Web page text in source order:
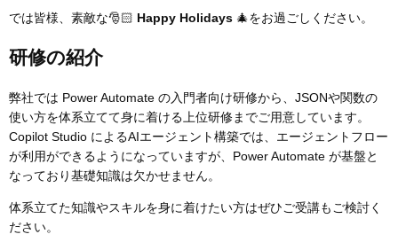
では皆様、素敵な🎅🏻 Happy Holidays 🎄をお過ごしください。
研修の紹介
弊社では Power Automate の入門者向け研修から、JSONや関数の
使い方を体系立てて身に着ける上位研修までご用意しています。
Copilot Studio によるAIエージェント構築では、エージェントフロー
が利用ができるようになっていますが、Power Automate が基盤と
なっており基礎知識は欠かせません。
体系立てた知識やスキルを身に着けたい方はぜひご受講もご検討く
ださい。